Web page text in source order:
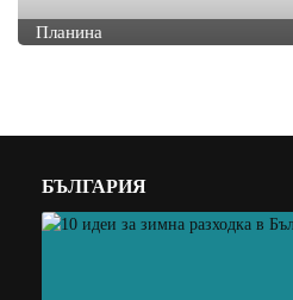
Планина
БЪЛГАРИЯ